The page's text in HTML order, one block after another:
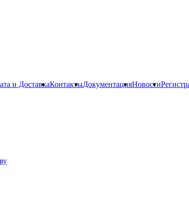
и ДоставкаКонтактыДокументацияНовости